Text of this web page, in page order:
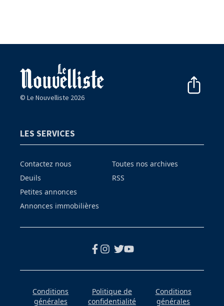
© Le Nouvelliste 2026
LES SERVICES
Contactez nous
Deuils
Petites annonces
Annonces immobilières
Toutes nos archives
RSS
Conditions
générales
Politique de
confidentialité
Conditions
générales